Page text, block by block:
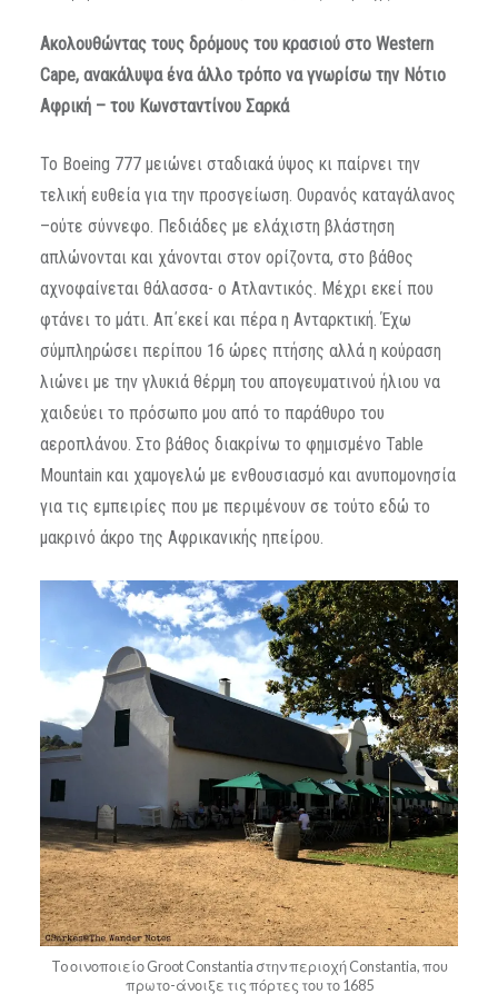
Ακολουθώντας τους δρόμους του κρασιού στο Western
Cape, ανακάλυψα ένα άλλο τρόπο να γνωρίσω την Νότιο
Αφρική – του Κωνσταντίνου Σαρκά
Το Boeing 777 μειώνει σταδιακά ύψος κι παίρνει την
τελική ευθεία για την προσγείωση. Ουρανός καταγάλανος
–ούτε σύννεφο. Πεδιάδες με ελάχιστη βλάστηση
απλώνονται και χάνονται στον ορίζοντα, στο βάθος
αχνοφαίνεται θάλασσα- ο Ατλαντικός. Μέχρι εκεί που
φτάνει το μάτι. Απ΄εκεί και πέρα η Ανταρκτική. Έχω
σύμπληρώσει περίπου 16 ώρες πτήσης αλλά η κούραση
λιώνει με την γλυκιά θέρμη του απογευματινού ήλιου να
χαιδεύει το πρόσωπο μου από το παράθυρο του
αεροπλάνου. Στο βάθος διακρίνω το φημισμένο Table
Mountain και χαμογελώ με ενθουσιασμό και ανυπομονησία
για τις εμπειρίες που με περιμένουν σε τούτο εδώ το
μακρινό άκρο της Αφρικανικής ηπείρου.
To οινοποιείο Groot Constantia στην περιοχή Constantia, που
πρωτο-άνοιξε τις πόρτες του το 1685